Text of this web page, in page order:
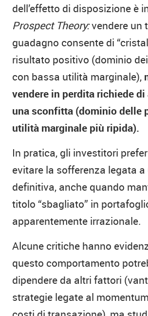
dell’effetto di disposizione è
Prospect Theory:vendere un
guadagno consente di
risultato positivo (dominio
con bassa utilità marginale),
vendere in perdita richiede
una sconfitta (dominio delle
utilità marginale più ripida).
In pratica, gli investitori
evitare la sofferenza legata
definitiva, anche quando
titolo “sbagliato” in
apparentemente irrazionale.
Alcune critiche hanno
questo comportamento
dipendere da altri fattori
strategie legate al